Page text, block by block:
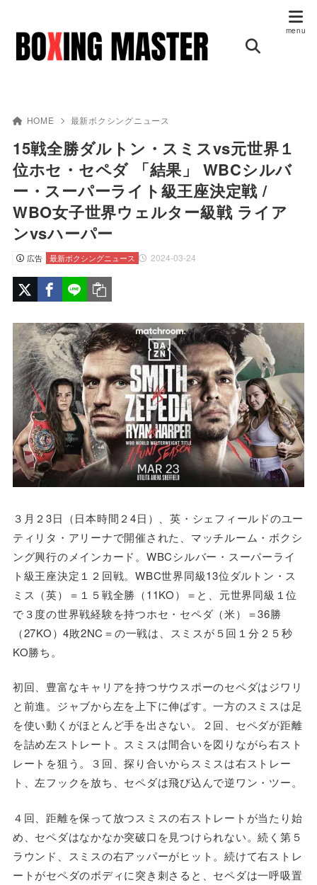
HOME 最新ボクシングニュース
15戦全勝ダルトン・スミスvs元世界１
位ホセ・セペダ 「結果」 WBCシルバ
ー・スーパーライト級王座決定戦 /
WBO女子世界ウェルター級戦 ライア
ンvsハーパー
広告 2024-03-24
最新ボクシングニュース
３月２3日（日本時間２4日）、英・シェフィールドのユー
ティリタ・アリーナで開催された、マッチルーム・ボクシ
ング興行のメインカード。WBCシルバー・スーパーライ
ト級王座決定１２回戦。WBC世界同級13位ダルトン・ス
ミス（英）＝１５戦全勝（11KO）＝と、元世界同級１位
で３度の世界戦経験を持つホセ・セペダ（米）＝36勝
（27KO）4敗2NC＝の一戦は、スミスが５回１分２５秒
KO勝ち。
初回、豊富なキャリアを持つサウスポーのセペダはジワリ
と前進。ジャブから左を上下に伸ばす。一方のスミスは足
を使い動くがほとんど手を出さない。２回、セペダが距離
を詰め左ストレート。スミスは間合いを図りながら右スト
レートを狙う。３回、探り合いからスミスは右ストレー
ト、左フックを放ち、セペダは飛び込んで逆ワン・ツー。
４回、距離を保って放つスミスの右ストレートが当たり始
め、セペダはなかなか突破口を見つけられない。続く第５
ラウンド、スミスの右アッパーがヒット。続けて右ストレ
ートがセペダのボディに突き刺さると、セペダは一呼吸置